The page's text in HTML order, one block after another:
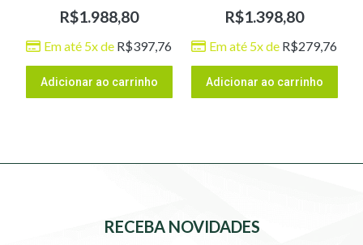
R$1.988,80
Em até 5x de R$397,76
Adicionar ao carrinho
R$1.398,80
Em até 5x de R$279,76
Adicionar ao carrinho
RECEBA NOVIDADES